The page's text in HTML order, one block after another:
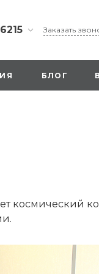
со
Заказать
БЛОГ
космический